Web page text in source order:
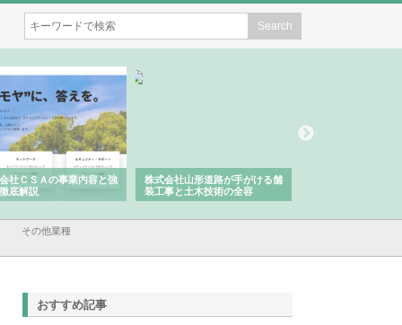
の事業内容と強
株式会社山形道路が手がける舗
装工事と土木技術の全容
ホクシン設備株式会社が手
績と強み
その他業種
おすすめ記事